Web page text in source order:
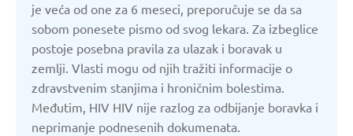
je veća od one za 6 meseci, preporučuje se da sa
sobom ponesete pismo od svog lekara. Za izbeglice
postoje posebna pravila za ulazak i boravak u
zemlji. Vlasti mogu od njih tražiti informacije o
zdravstvenim stanjima i hroničnim bolestima.
Međutim, HIV HIV nije razlog za odbijanje boravka i
neprimanje podnesenih dokumenata.
Danska
Estonija
Francuska